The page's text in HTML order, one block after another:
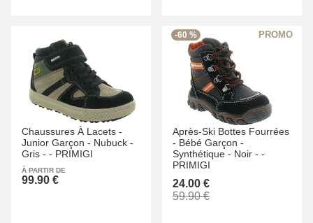
Chaussures À Lacets -
Junior Garçon - Nubuck -
Gris - - PRIMIGI
À PARTIR DE
99.90 €
-60 %
Après-Ski Bottes Fourrées
- Bébé Garçon -
Synthétique - Noir - -
PRIMIGI
24.00 €
59.90 €